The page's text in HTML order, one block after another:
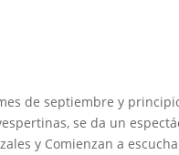
de septiembre y
se da un
y Comienzan a